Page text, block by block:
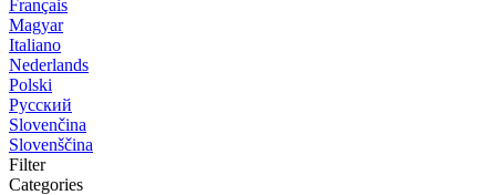
Français
Magyar
Italiano
Nederlands
Polski
Русский
Slovenčina
Slovenščina
Filter
Categories